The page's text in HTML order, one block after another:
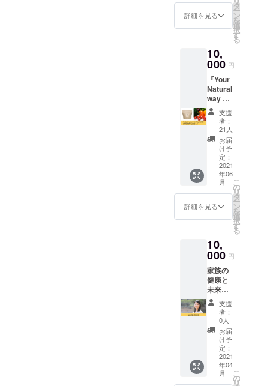
産祝
い、懐
券はご
購入者
様宛に
送付さ
せてい
ただき
ます。
※有効期
限：
サービ
ス開始
日から1
年間
レー
セット
常9100
円 →
8000
円！ ※
５月下
旬のお
届けに
なりま
Natural
way 』
の１年
間の会
す。 本
気で家
族の健
康を考
えるマ
マさん
パパさ
んにオ
スス
メ！ 産
前産
後・育
児中の
ご家族
が自然
なライ
フスタ
クリプ
ション
で学び
放題の
サービ
スをま
ずは１
年利用
できる
会員権
です。
レッス
ン、
ネット
ショッ
詳細を見る
タ
ー
ン
を
選
択
す
る
10,
000 円
『Your
Natural
way 』
オリジ
ナルの
よもぎ
茶、季
節の自
然栽培
野菜、
自然栽
培のお
米を
使った
パスタ
など加
セット
でお送
りしま
す。
セット
内容予
定 ・オ
リジナ
ルよも
ぎ茶 １
パック
・季節
の自然
栽培野
菜(3
支援
者：
21人
お届
け予
定：
2021
年06
月
詳細を見る
こ
の
リ
タ
ー
ン
を
選
択
す
る
10,
000 円
家族の
健康と
未来を
守る、
自然派
生活の
個別相
談で
す。 ナ
チュラ
ルスタ
イリス
支援
者：
0人
お届
け予
定：
2021
年04
月
こ
の
リ